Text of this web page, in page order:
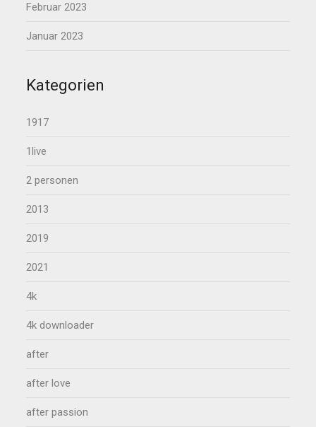
Februar 2023
Januar 2023
Kategorien
1917
1live
2 personen
2013
2019
2021
4k
4k downloader
after
after love
after passion